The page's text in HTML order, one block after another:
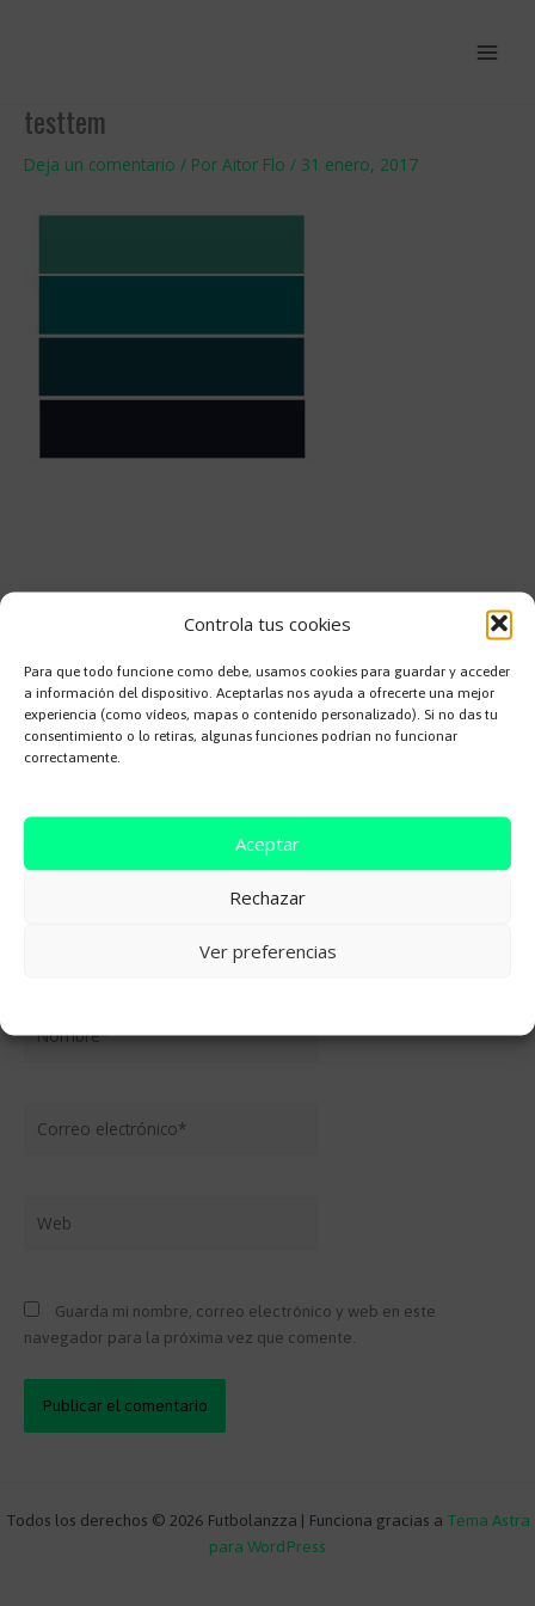
Controla tus cookies
Para que todo funcione como debe, usamos cookies para guardar y acceder
a información del dispositivo. Aceptarlas nos ayuda a ofrecerte una mejor
experiencia (como vídeos, mapas o contenido personalizado). Si no das tu
consentimiento o lo retiras, algunas funciones podrían no funcionar
correctamente.
Aceptar
Rechazar
Ver preferencias
testtem
Deja un comentario / Por Aitor Flo / 31 enero, 2017
Deja una respuesta
Tu dirección de correo electrónico no será publicada. Los campos
obligatorios están marcados con*
Comentario*
electrónico*
Guarda mi nombre, correo electrónico y web en este
navegador para la próxima vez que comente.
Todos los derechos © 2026 Futbolanzza | Funciona gracias a Tema Astra
para WordPress